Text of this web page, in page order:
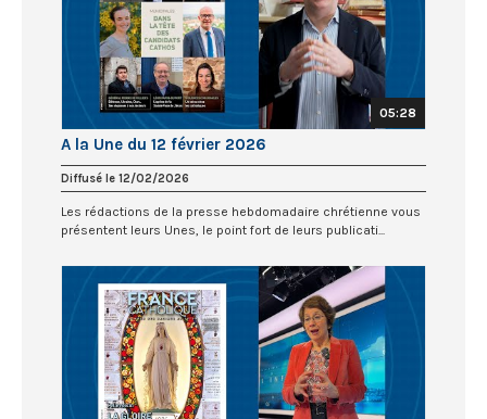
05:28
A la Une du 12 février 2026
Diffusé le 12/02/2026
Les rédactions de la presse hebdomadaire chrétienne vous
présentent leurs Unes, le point fort de leurs publicati...